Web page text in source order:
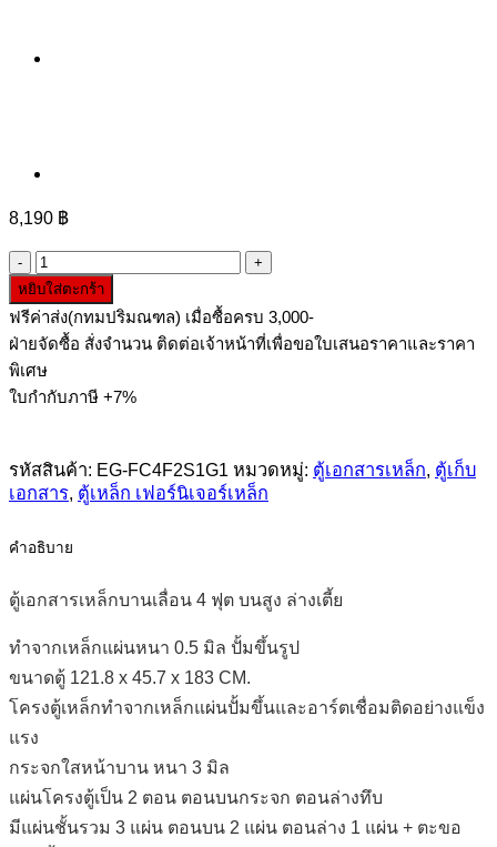
8,190 ฿
จำนวน
ตู้
เอกสาร
เหล็ก
บาน
เลื่อน
ฟุต
บน
ล่าง
ชิ้น
หยิบใส่ตะกร้า
ฟรีค่าส่ง(กทมปริมณฑล) เมื่อซื้อครบ 3,000-
ฝ่ายจัดซื้อ สั่งจำนวน ติดต่อเจ้าหน้าที่เพื่อขอใบเสนอราคาและราคา
พิเศษ
ใบกำกับภาษี +7%
รหัสสินค้า: EG-FC4F2S1G1 หมวดหมู่: ตู้เอกสารเหล็ก, ตู้เก็บ
เอกสาร, ตู้เหล็ก เฟอร์นิเจอร์เหล็ก
คำอธิบาย
ตู้เอกสารเหล็กบานเลื่อน 4 ฟุต บนสูง ล่างเตี้ย
ทำจากเหล็กแผ่นหนา 0.5 มิล ปั้มขึ้นรูป
ขนาดตู้ 121.8 x 45.7 x 183 CM.
โครงตู้เหล็กทำจากเหล็กแผ่นปั้มขึ้นและอาร์ตเชื่อมติดอย่างแข็ง
แรง
กระจกใสหน้าบาน หนา 3 มิล
แผ่นโครงตู้เป็น 2 ตอน ตอนบนกระจก ตอนล่างทึบ
มีแผ่นชั้นรวม 3 แผ่น ตอนบน 2 แผ่น ตอนล่าง 1 แผ่น + ตะขอ